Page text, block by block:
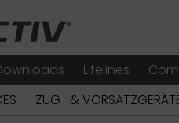
Lifelines
ZUG- &